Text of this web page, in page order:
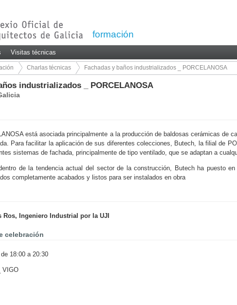
formación
Visitas técnicas
Charlas técnicas Fachadas y baños industrializados _ PORCELANOSA
industrializados _ PORCELANOSA
está asociada principalmente a la producción de baldosas cerámicas de
Para facilitar la aplicación de sus diferentes colecciones, Butech, la filial de
sistemas de fachada, principalmente de tipo ventilado, que se adaptan a
de la tendencia actual del sector de la construcción, Butech ha puesto
completamente acabados y listos para ser instalados en obra
Ros, Ingeniero Industrial por la UJI
celebración
18:00 a 20:30
VIGO